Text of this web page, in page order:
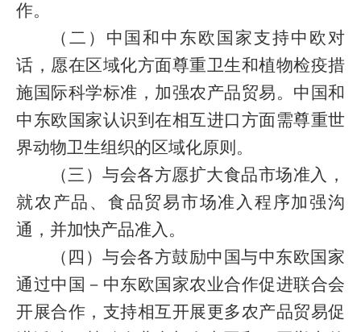
作。
（二）中国和中东欧国家支持中欧对
话，愿在区域化方面尊重卫生和植物检疫措
施国际科学标准，加强农产品贸易。中国和
中东欧国家认识到在相互进口方面需尊重世
界动物卫生组织的区域化原则。
（三）与会各方愿扩大食品市场准入，
就农产品、食品贸易市场准入程序加强沟
通，并加快产品准入。
（四）与会各方鼓励中国与中东欧国家
通过中国－中东欧国家农业合作促进联合会
开展合作，支持相互开展更多农产品贸易促